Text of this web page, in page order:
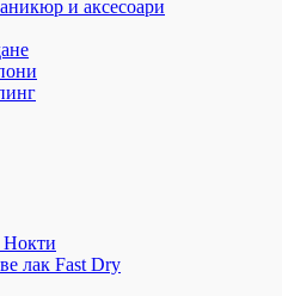
и аксесоари
Нокти
лак Fast Dry